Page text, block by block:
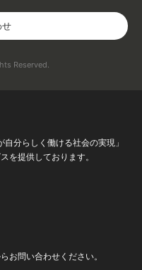
せ
Reserved.
分らしく働ける社会の実現」
を提供しております。
お問い合わせください。